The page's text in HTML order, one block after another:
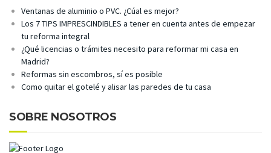
Ventanas de aluminio o PVC. ¿Cúal es mejor?
Los 7 TIPS IMPRESCINDIBLES a tener en cuenta antes de empezar
tu reforma integral
¿Qué licencias o trámites necesito para reformar mi casa en
Madrid?
Reformas sin escombros, sí es posible
Como quitar el gotelé y alisar las paredes de tu casa
SOBRE NOSOTROS